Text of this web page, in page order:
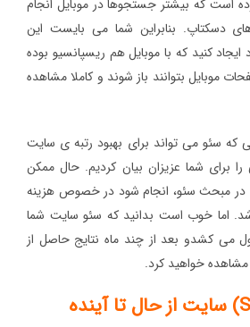
است که بیشتر جستجوها در موبایل انجام
دسکتاپ. بنابراین شما می بایست این
کنید که با موبایل هم ریسپانسیو بوده
بتوانند باز شوند و کاملا مشاهده
که سئو می تواند برای بهبود رتبه ی سایت
را برای شما عزیزان بیان کردیم. حال ممکن
در مبحث سئو، انجام شود در خصوص هزینه
اما خوب است بدانید که سئو سایت شما
می کشدو بعد از چند ماه نتایج حاصل از
خواهید کرد.